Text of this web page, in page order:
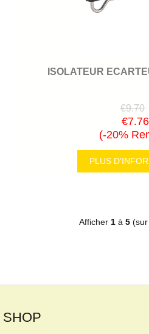
ISOLATEUR
€9.70
€7.76
(-20%
PLUS
Afficher1 à5
SHOP